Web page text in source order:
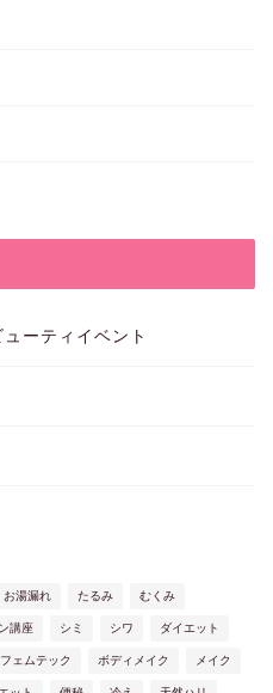
ーティイベント
お湯漏れ たるみ むくみ
講座 シミ シワ ダイエット
フェムテック ボディメイク メイク